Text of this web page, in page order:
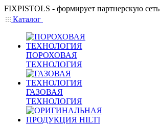
FIXPISTOLS - формирует партнерскую сеть
Каталог
ПОРОХОВАЯ
ТЕХНОЛОГИЯ
ГАЗОВАЯ
ТЕХНОЛОГИЯ